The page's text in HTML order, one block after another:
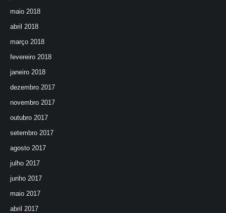
maio 2018
abril 2018
março 2018
fevereiro 2018
janeiro 2018
dezembro 2017
novembro 2017
outubro 2017
setembro 2017
agosto 2017
julho 2017
junho 2017
maio 2017
abril 2017